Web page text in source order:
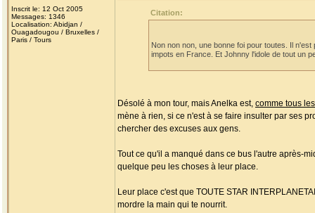
Inscrit le: 12 Oct 2005
Messages: 1346
Localisation: Abidjan /
Ouagadougou / Bruxelles /
Paris / Tours
Citation:
Non non non, une bonne foi pour toutes. Il
impots en France. Et Johnny l'idole de tout un
Désolé à mon tour, mais Anelka est, comme tous
mène à rien, si ce n'est à se faire insulter par ses
chercher des excuses aux gens.
Tout ce qu'il a manqué dans ce bus l'autre après-
quelque peu les choses à leur place.
Leur place c'est que TOUTE STAR
mordre la main qui te nourrit.